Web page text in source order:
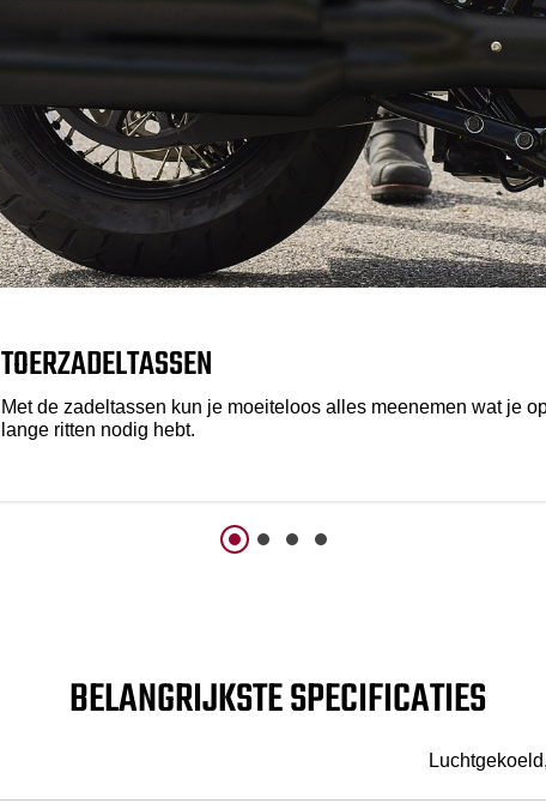
TOERZADELTASSEN
Met de zadeltassen kun je moeiteloos alles meenemen wat je
lange ritten nodig hebt.
BELANGRIJKSTE SPECIFICATIES